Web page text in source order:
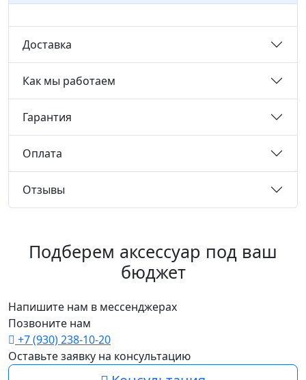
Доставка
Как мы работаем
Гарантия
Оплата
Отзывы
Подберем аксессуар под ваш
бюджет
Напишите нам в мессенджерах
Позвоните нам
+7 (930) 238-10-20
Оставьте заявку на консультацию